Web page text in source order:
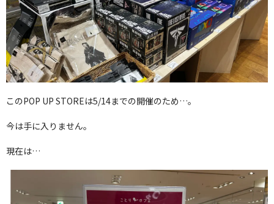
このPOP UP STOREは5/14までの開催のため…。
今は手に入りません。
現在は…